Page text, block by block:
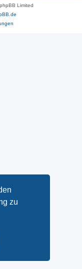
zu
Limited